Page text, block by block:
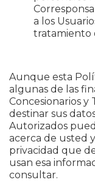
a los
tratamiento
Aunque esta
algunas de las
Concesionarios
destinar sus
Autorizados
acerca de usted
privacidad que
usan esa
consultar.